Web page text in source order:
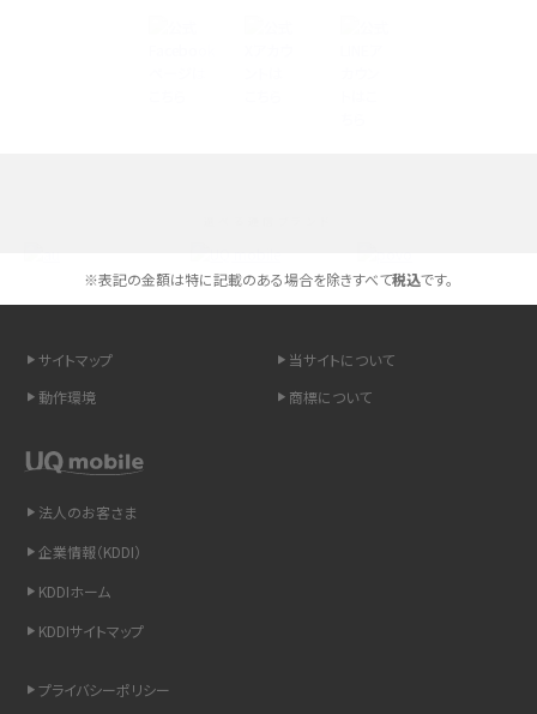
LINEの通知がこない時の原因と対処法9選！設定の確認手順も解説
非通知設定とは？184で電話をかける方法やiPhone・Androidの設定を解説
iCloudの使用容量を減らす9つの方法！使用状況の確認手順も紹介
リプライ機能とは？LINE、X（旧Twitter）、Instagram、TikTokで送る方法を解説
インスタのDMの送り方は？便利機能の使い方や注意点をわかりやすく解説
※表記の金額は特に記載のある場合を除きすべて税込です。
サイトマップ
当サイトについて
動作環境
商標について
法人のお客さま
企業情報（KDDI）
KDDIホーム
KDDIサイトマップ
プライバシーポリシー